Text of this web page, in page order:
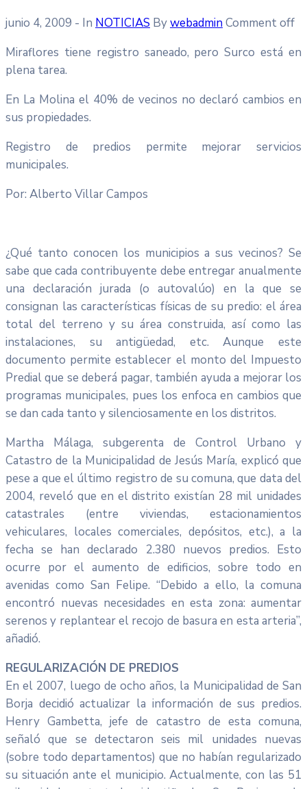
junio 4, 2009 - In NOTICIAS BywebadminComment off
Miraflores tiene registro saneado, pero Surco está en
plena tarea.
En La Molina el 40% de vecinos no declaró cambios en
sus propiedades.
Registro de predios permite mejorar servicios
municipales.
Por: Alberto Villar Campos
¿Qué tanto conocen los municipios a sus vecinos? Se
sabe que cada contribuyente debe entregar anualmente
una declaración jurada (o autovalúo) en la que se
consignan las características físicas de su predio: el área
total del terreno y su área construida, así como las
instalaciones, su antigüedad, etc. Aunque este
documento permite establecer el monto del Impuesto
Predial que se deberá pagar, también ayuda a mejorar los
programas municipales, pues los enfoca en cambios que
se dan cada tanto y silenciosamente en los distritos.
Martha Málaga, subgerenta de Control Urbano y
Catastro de la Municipalidad de Jesús María, explicó que
pese a que el último registro de su comuna, que data del
2004, reveló que en el distrito existían 28 mil unidades
catastrales (entre viviendas, estacionamientos
vehiculares, locales comerciales, depósitos, etc.), a la
fecha se han declarado 2.380 nuevos predios. Esto
ocurre por el aumento de edificios, sobre todo en
avenidas como San Felipe. “Debido a ello, la comuna
encontró nuevas necesidades en esta zona: aumentar
serenos y replantear el recojo de basura en esta arteria”,
añadió.
REGULARIZACIÓN DE PREDIOS
En el 2007, luego de ocho años, la Municipalidad de San
Borja decidió actualizar la información de sus predios.
Henry Gambetta, jefe de catastro de esta comuna,
señaló que se detectaron seis mil unidades nuevas
(sobre todo departamentos) que no habían regularizado
su situación ante el municipio. Actualmente, con las 51